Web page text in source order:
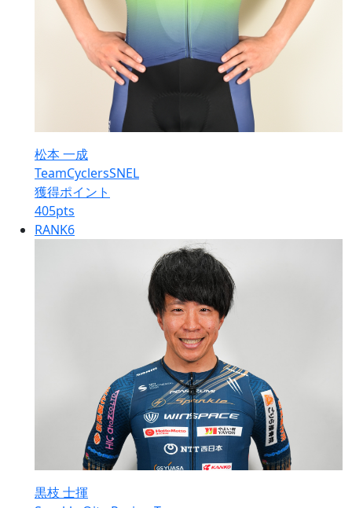
松本 一成
TeamCyclersSNEL
獲得ポイント
405pts
RANK6
黒枝 士揮